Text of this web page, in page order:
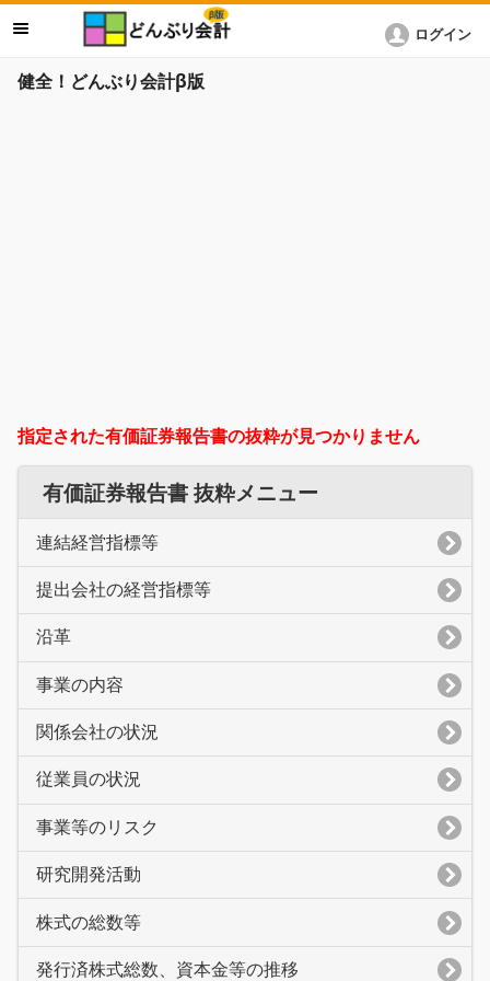
健全！どんぶり会計β版
ログイン
指定された有価証券報告書の抜粋が見つかりません
有価証券報告書 抜粋メニュー
連結経営指標等
提出会社の経営指標等
沿革
事業の内容
関係会社の状況
従業員の状況
事業等のリスク
研究開発活動
株式の総数等
発行済株式総数、資本金等の推移